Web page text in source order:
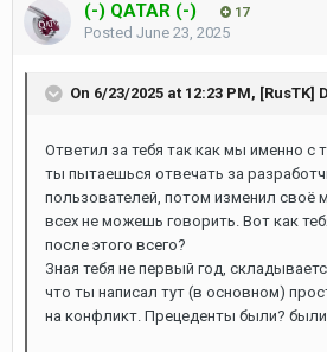
(-) QATAR (-) 17
Posted June 23, 2025
On 6/23/2025 at 12:23 PM, [RusTK]
Ответил за тебя так как мы именно с
ты пытаешься отвечать за
пользователей, потом изменил своё
всех не можешь говорить. Вот как
после этого всего?
Зная тебя не первый год,
что ты написал тут (в основном)
на конфликт. Прецеденты были? были.